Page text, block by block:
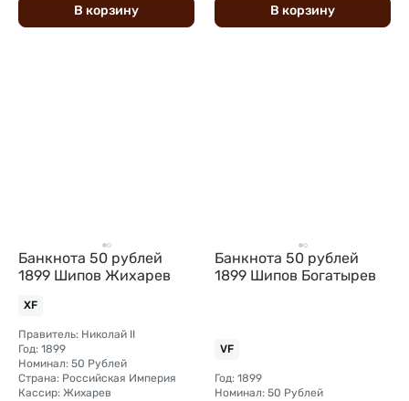
В корзину В корзину
Банкнота 50 рублей
1899 Шипов Жихарев
XF
Правитель: Николай II
Год: 1899
Номинал: 50 Рублей
Страна: Российская Империя
Кассир: Жихарев
Банкнота 50 рублей
1899 Шипов Богатырев
VF
Год: 1899
Номинал: 50 Рублей